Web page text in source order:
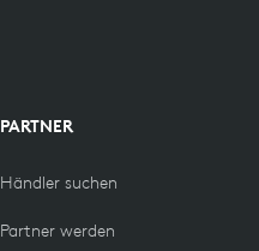
PARTNER
Händler suchen
Partner werden